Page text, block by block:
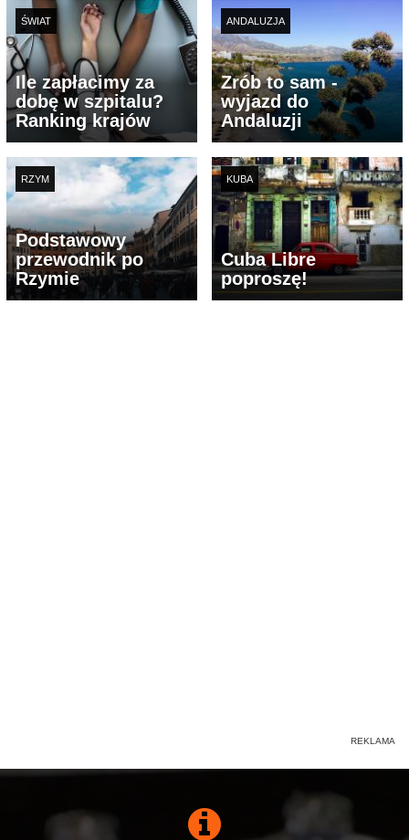
ŚWIAT
Ile zapłacimy za
dobę w szpitalu?
Ranking krajów
ANDALUZJA
Zrób to sam -
wyjazd do
Andaluzji
RZYM
Podstawowy
przewodnik po
Rzymie
KUBA
Cuba Libre
poproszę!